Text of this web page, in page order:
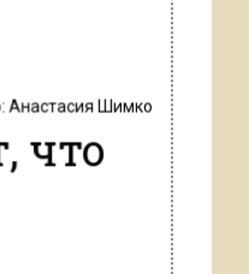
Анастасия Шимко
что